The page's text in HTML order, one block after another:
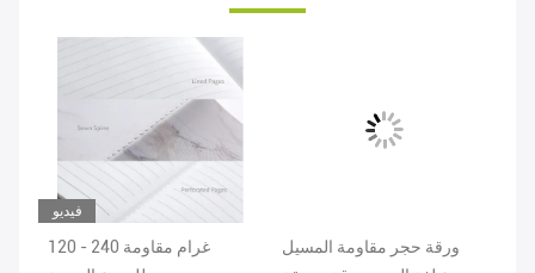
فيديو
120 - 240 غرام مقاومة
ورقة حجر مقاومة المسيل